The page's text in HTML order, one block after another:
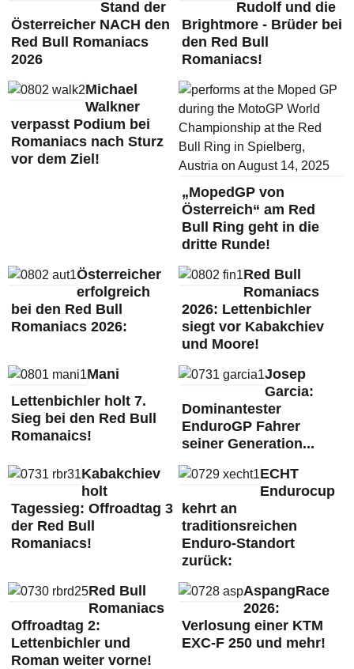
Stand der
Österreicher NACH den
Red Bull Romaniacs
2026
Rudolf und die
Brightmore - Brüder bei
den Red Bull
Romaniacs!
Michael
Walkner
verpasst Podium bei
Romaniacs nach Sturz
vor dem Ziel!
„MopedGP von
Österreich“ am Red
Bull Ring geht in die
dritte Runde!
Österreicher
erfolgreich
bei den Red Bull
Romaniacs 2026:
Red Bull
Romaniacs
2026: Lettenbichler
siegt vor Kabakchiev
und Moore!
Mani
Lettenbichler holt 7.
Sieg bei den Red Bull
Romanaics!
Josep
Garcia:
Dominantester
EnduroGP Fahrer
seiner Generation...
Kabakchiev
holt
Tagessieg: Offroadtag 3
der Red Bull
Romaniacs!
ECHT
Endurocup
kehrt an
traditionsreichen
Enduro-Standort
zurück:
Red Bull
Romaniacs
Offroadtag 2:
Lettenbichler und
Roman weiter vorne!
AspangRace
2026:
Verlosung einer KTM
EXC-F 250 und mehr!